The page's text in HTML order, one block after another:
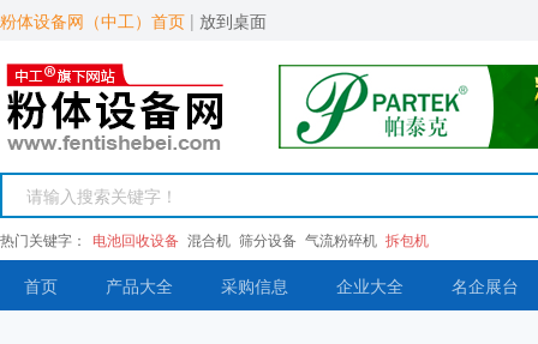
粉体设备网（中工）首页 | 放到桌面
热门关键字： 电池回收设备 混合机 筛分设备 气流粉碎机 拆包机
首页 产品大全 采购信息 企业大全 名企展台